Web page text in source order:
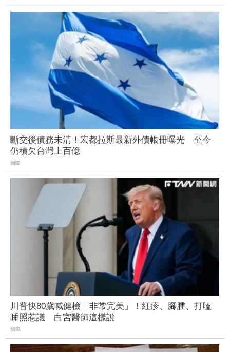
斷交後債務未清！宏都拉斯最新外債帳冊曝光 至今
仍積欠台灣上百億
國際
川普快80歲喊健檢「非常完美」！紅疹、腳腫、打嗑
睡照惹議 白宮醫師這樣說
國際